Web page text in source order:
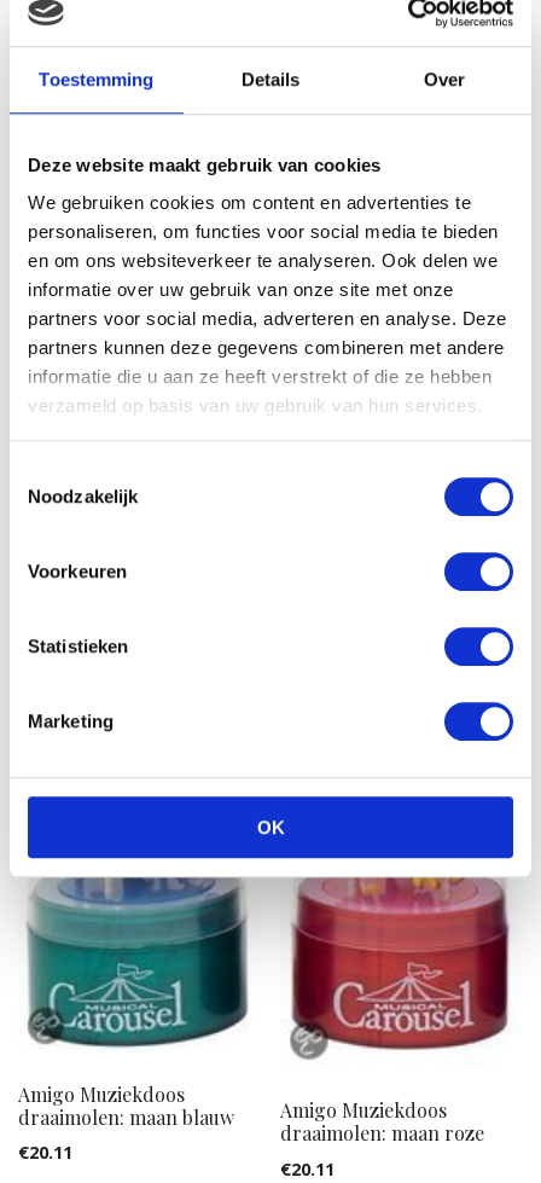
Toestemming Details Over
Deze website maakt gebruik van cookies
We gebruiken cookies om content en advertenties te
personaliseren, om functies voor social media te bieden
en om ons websiteverkeer te analyseren. Ook delen we
informatie over uw gebruik van onze site met onze
partners voor social media, adverteren en analyse. Deze
partners kunnen deze gegevens combineren met andere
informatie die u aan ze heeft verstrekt of die ze hebben
verzameld op basis van uw gebruik van hun services.
Noodzakelijk
Voorkeuren
Statistieken
Marketing
OK
Amigo Muziekdoos:
€19.52
Amigo Muziekdoos: roze
acrobaat met clown
Amigo Muziekdoos
draaimolen: maan blauw
€20.11
Amigo Muziekdoos
draaimolen: maan roze
€20.11